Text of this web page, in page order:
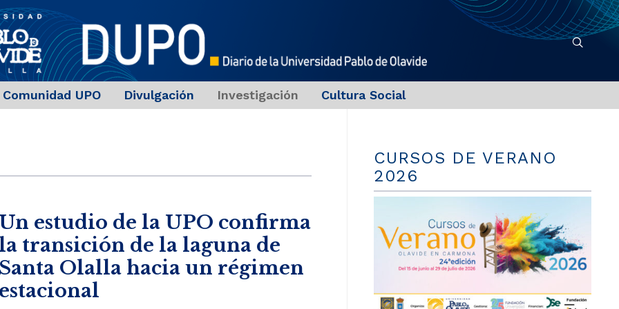
Comunidad UPO Divulgación Investigación Cultura Social
Un estudio de la UPO confirma
la transición de la laguna de
Santa Olalla hacia un régimen
estacional
CURSOS DE VERANO
2026